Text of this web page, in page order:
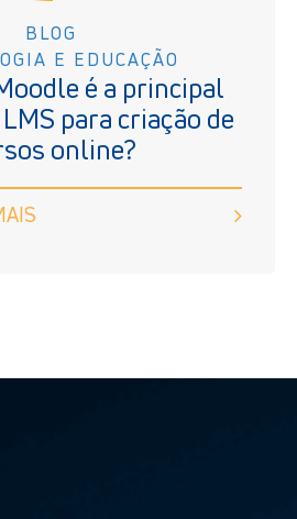
BLOG
E EDUCAÇÃO
é a principal
para criação de
online?